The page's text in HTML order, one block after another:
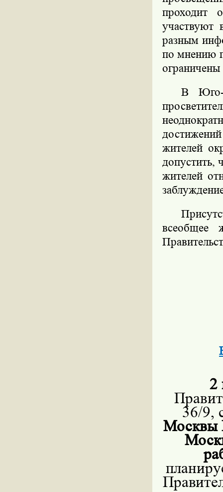
проходит
участвуют
разным
по мнению
В Юго-
жителей
допустить,
жителей
всеобщее
2
36/9,